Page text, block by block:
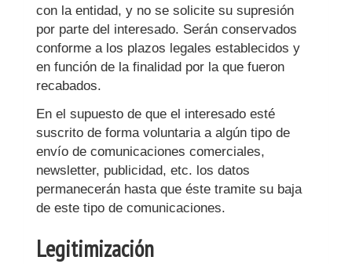
con la entidad, y no se solicite su supresión
por parte del interesado. Serán conservados
conforme a los plazos legales establecidos y
en función de la finalidad por la que fueron
recabados.
En el supuesto de que el interesado esté
suscrito de forma voluntaria a algún tipo de
envío de comunicaciones comerciales,
newsletter, publicidad, etc. los datos
permanecerán hasta que éste tramite su baja
de este tipo de comunicaciones.
Legitimización